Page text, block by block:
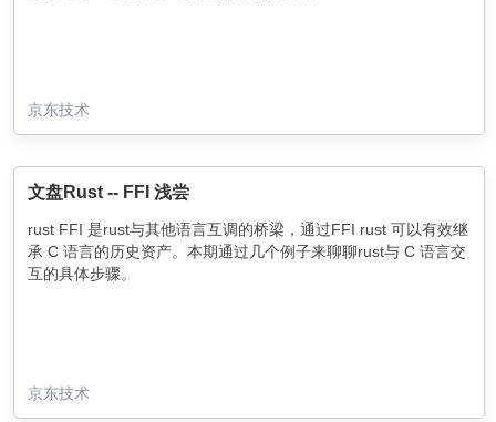
京东技术
文盘Rust -- FFI 浅尝
rust FFI 是rust与其他语言互调的桥梁，通过FFI rust 可以有效继
承 C 语言的历史资产。本期通过几个例子来聊聊rust与 C 语言交
互的具体步骤。
京东技术